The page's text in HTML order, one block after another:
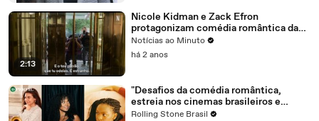
2:13
Nicole Kidman e Zack Efron
protagonizam comédia romântica da
Netflix
Notícias ao Minuto
há 2 anos
"Desafios da comédia romântica,
estreia nos cinemas brasileiros e
atrações internacionais no Rec-Beat"
Rolling Stone Brasil